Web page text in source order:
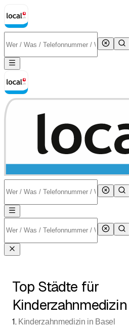
Top Städte für
Kinderzahnmedizin
1. Kinderzahnmedizin in Basel